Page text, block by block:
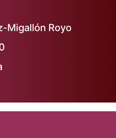
Migallón Royo